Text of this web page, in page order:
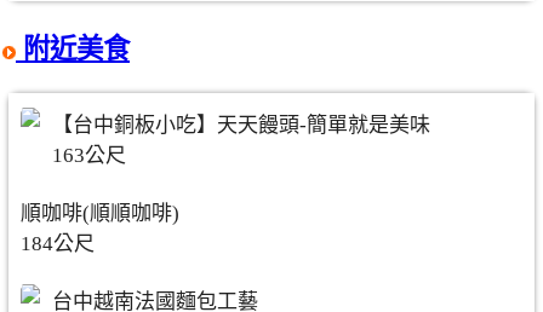
附近美食
【台中銅板小吃】天天饅頭-簡單就是美味
163公尺
順咖啡(順順咖啡)
184公尺
台中越南法國麵包工藝